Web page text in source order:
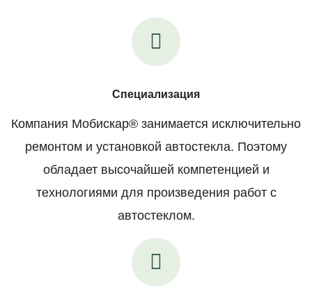
Специализация
Компания Мобискар® занимается исключительно
ремонтом и установкой автостекла. Поэтому
обладает высочайшей компетенцией и
технологиями для произведения работ с
автостеклом.